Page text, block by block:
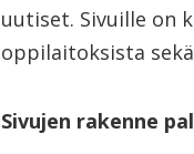
uutiset. Sivuille on
oppilaitoksista sekä
Sivujen rakenne